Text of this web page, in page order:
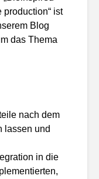
production“ ist
Blog
das Thema
nach dem
lassen und
in die